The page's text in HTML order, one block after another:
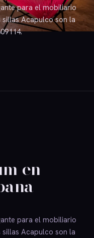
para el mobiliario
sillas Acapulco son la
en
para el mobiliario
sillas Acapulco son la